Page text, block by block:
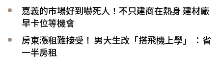
嘉義的市場好到嚇死人！不只建商在熱身 建材廠
早卡位等機會
房東漲租難接受！ 男大生改「搭飛機上學」 ：省
一半房租